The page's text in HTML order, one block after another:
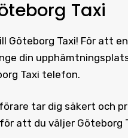
Taxi
Göteborg Taxi! För att
din
Taxi telefon.
tar dig säkert och
att du väljer Göteborg